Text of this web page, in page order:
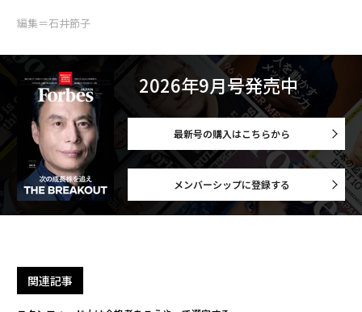
編集＝石井節子
2026年9月号発売中
最新号の購入はこちらから
メンバーシップに登録する
関連記事